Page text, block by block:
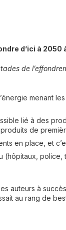
d’ici à 2050
de
menant
lié à des
de
en place, et
(hôpitaux,
auteurs à
au rang de